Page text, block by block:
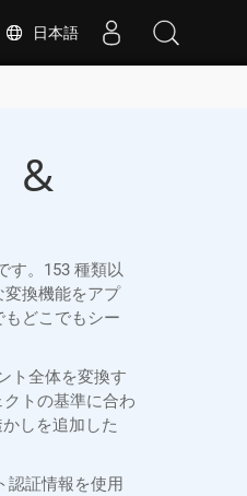
日本語
&
す。153 種類以
換機能をアプ
どこでもシー
ト全体を変換す
トの基準に合わ
しを追加した
認証情報を使用